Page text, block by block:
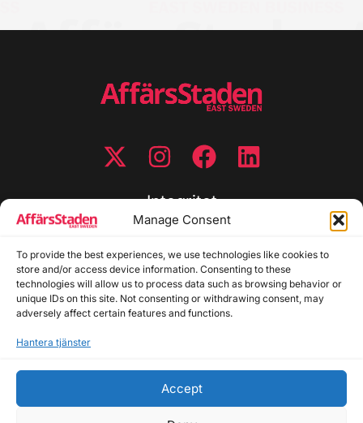
Manage Consent
To provide the best experiences, we use technologies like cookies to
store and/or access device information. Consenting to these
technologies will allow us to process data such as browsing behavior or
unique IDs on this site. Not consenting or withdrawing consent, may
adversely affect certain features and functions.
Hantera tjänster
Accept
Integritet
Cookiepolicy
Disclaimer
Redaktionell policy
Utgivarinformation
Allmänna frågor: info@affarsstaden.se | Tipsa